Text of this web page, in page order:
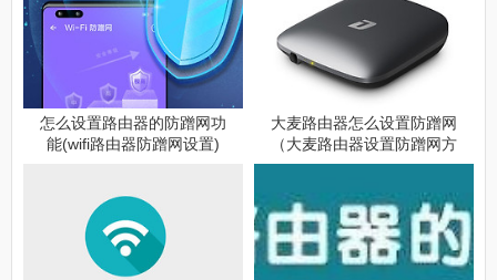
怎么设置路由器的防蹭网功
能(wifi路由器防蹭网设置)
大麦路由器怎么设置防蹭网
（大麦路由器设置防蹭网方
法）